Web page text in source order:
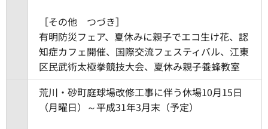
［その他 つづき］
有明防災フェア、夏休みに親子でエコ生け花、認
知症カフェ開催、国際交流フェスティバル、江東
区民武術太極拳競技大会、夏休み親子養蜂教室
荒川・砂町庭球場改修工事に伴う休場10月15日
（月曜日）～平成31年3月末（予定）